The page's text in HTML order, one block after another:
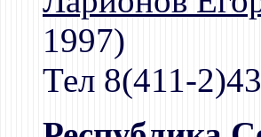
1997)
Тел 8(411-